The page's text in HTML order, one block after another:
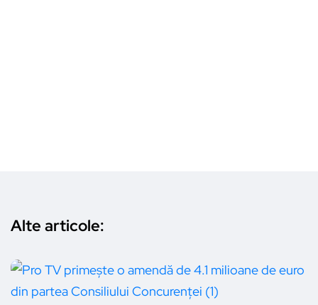
Alte articole: